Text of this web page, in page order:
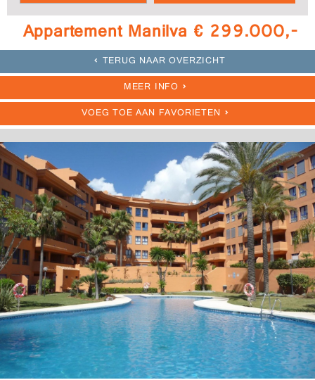
Appartement Manilva € 299.000,-
TERUG NAAR OVERZICHT
MEER INFO
VOEG TOE AAN FAVORIETEN